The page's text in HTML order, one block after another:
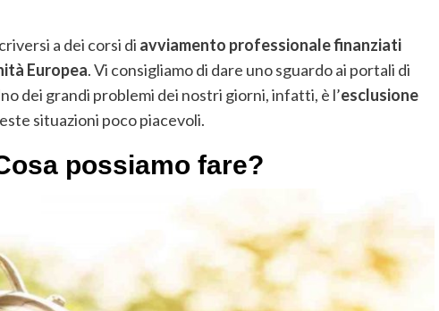
a dei corsi di avviamento professionale finanziati
Europea. Vi consigliamo di dare uno sguardo ai portali di
dei grandi problemi dei nostri giorni, infatti, è l’esclusione
situazioni poco piacevoli.
possiamo fare?